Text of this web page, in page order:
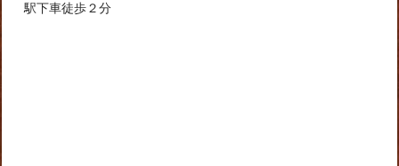
駅下車徒歩２分